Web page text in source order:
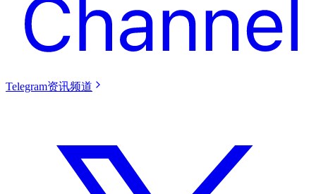
Telegram资讯频道